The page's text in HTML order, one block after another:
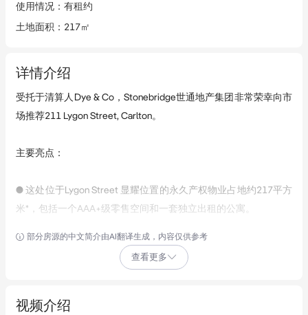
使用情况 ： 有租约
土地面积 ： 217㎡
详情介绍
受托于清算人Dye & Co，Stonebridge世通地产集团非常荣幸向市
场推荐211 Lygon Street, Carlton。
主要亮点：
● 这处位于Lygon Street 显耀位置的永久产权物业占地约217平方
米*，包括一个AAA+级零售空间和一套独立出租的公寓。
● 底层承租商为‘The Acai Company’，签订了为期3年的租约，每
● The Acai Company 是维州的一个知名品牌，在墨尔本大都会区
部分房源的中文简介由AI翻译生成，内容仅供参考
查看更多
视频介绍